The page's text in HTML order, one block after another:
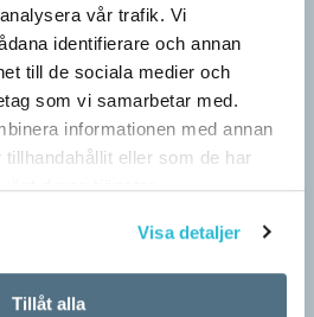
vår trafik. Vi
identifierare och annan
till de sociala medier och
som vi samarbetar med.
informationen med annan
eller som de har
deras tjänster.
Visa detaljer
Tillåt alla
nya former
Men när sådana ­former
les étudiantes…